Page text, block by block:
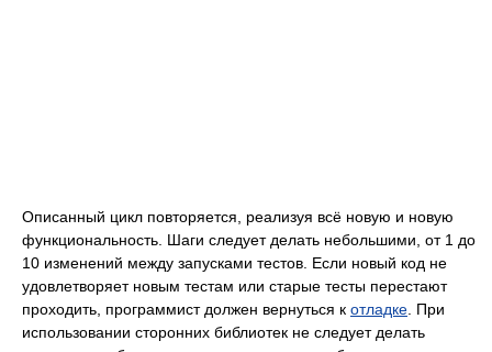
Описанный цикл повторяется, реализуя всё новую и новую
функциональность. Шаги следует делать небольшими, от 1 до
10 изменений между запусками тестов. Если новый код не
удовлетворяет новым тестам или старые тесты перестают
проходить, программист должен вернуться к отладке . При
использовании сторонних библиотек не следует делать